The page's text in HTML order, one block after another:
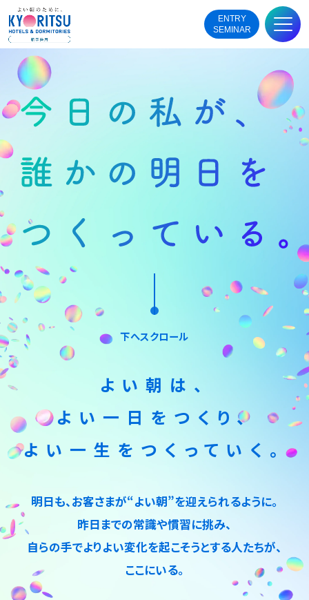
ENTRY
SEMINAR
下へスクロール
よい朝は、
よい一日をつくり、
よい一生をつくっていく。
明日も、お客さまが“よい朝”を迎えられるように。
昨日までの常識や慣習に挑み、
自らの手でよりよい変化を起こそうとする人たちが、
ここにいる。